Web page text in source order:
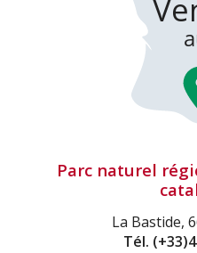
Parc naturel
La Bastide,
Tél.